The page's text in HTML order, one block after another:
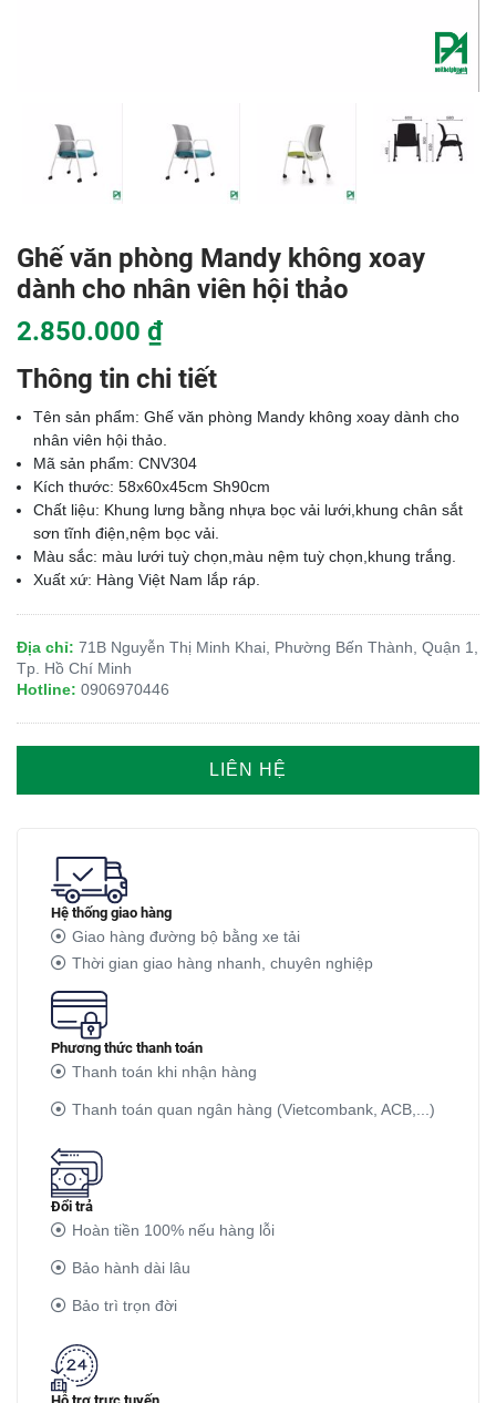
Ghế văn phòng Mandy không xoay
dành cho nhân viên hội thảo
2.850.000 ₫
Thông tin chi tiết
Tên sản phẩm: Ghế văn phòng Mandy không xoay dành cho
nhân viên hội thảo.
Mã sản phẩm: CNV304
Kích thước: 58x60x45cm Sh90cm
Chất liệu: Khung lưng bằng nhựa bọc vải lưới,khung chân sắt
sơn tĩnh điện,nệm bọc vải.
Màu sắc: màu lưới tuỳ chọn,màu nệm tuỳ chọn,khung trắng.
Xuất xứ: Hàng Việt Nam lắp ráp.
Địa chỉ: 71B Nguyễn Thị Minh Khai, Phường Bến Thành, Quận 1,
Tp. Hồ Chí Minh
Hotline: 0906970446
LIÊN HỆ
Hệ thống giao hàng
Giao hàng đường bộ bằng xe tải
Thời gian giao hàng nhanh, chuyên nghiệp
Phương thức thanh toán
Thanh toán khi nhận hàng
Thanh toán quan ngân hàng (Vietcombank, ACB,...)
Đổi trả
Hoàn tiền 100% nếu hàng lỗi
Bảo hành dài lâu
Bảo trì trọn đời